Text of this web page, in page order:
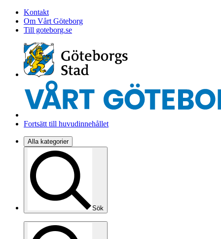
Kontakt
Om Vårt Göteborg
Till goteborg.se
Fortsätt till huvudinnehållet
Alla kategorier
Sök